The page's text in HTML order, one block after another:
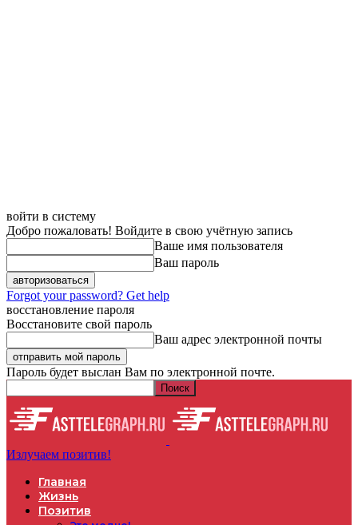
войти в систему
Добро пожаловать! Войдите в свою учётную запись
Ваше имя пользователя
Ваш пароль
Forgot your password? Get help
восстановление пароля
Восстановите свой пароль
Ваш адрес электронной почты
Пароль будет выслан Вам по электронной почте.
Излучаем позитив!
Главная
Жизнь
Позитив